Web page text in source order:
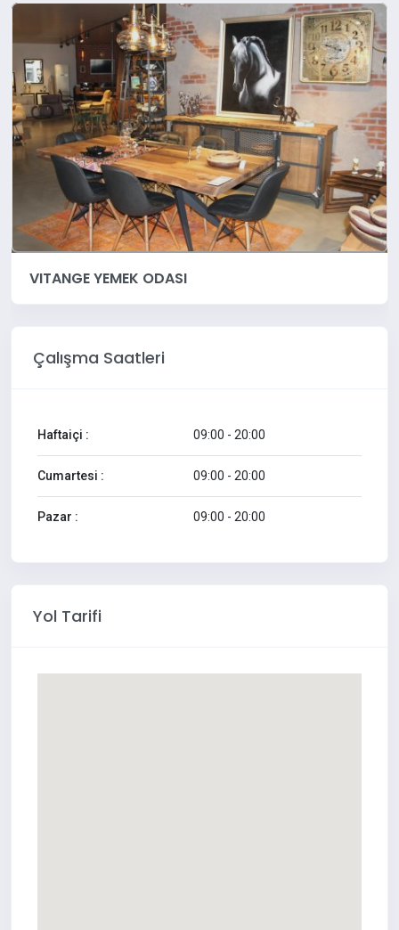
VITANGE YEMEK ODASI
Çalışma Saatleri
Haftaiçi : 09:00 - 20:00
Cumartesi : 09:00 - 20:00
Pazar : 09:00 - 20:00
Yol Tarifi